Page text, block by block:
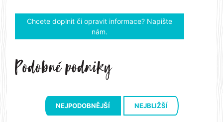
Chcete doplnit či opravit informace? Napište
nám.
NEJPODOBNĚJŠÍ NEJBLIŽŠÍ